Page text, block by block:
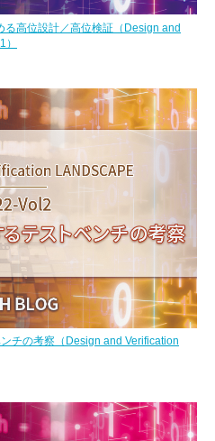
る高位設計／高位検証（Design and
チの考察（Design and Verification